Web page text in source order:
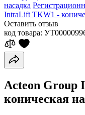
насадка
IntraLift TKW1 -
Оставить отзыв
код товара:
Acteon
коническая